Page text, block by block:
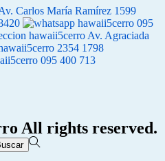
Carlos María Ramírez 1599
095
Av. Agraciada
2354 1798
095 400 713
All rights reserved.